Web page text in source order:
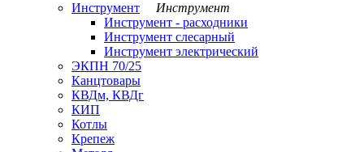
Инструмент
Инструмент
Инструмент - расходники
Инструмент слесарный
Инструмент электрический
ЭКПН 70/25
Канцтовары
КВДм, КВДг
КИП
Котлы
Крепеж